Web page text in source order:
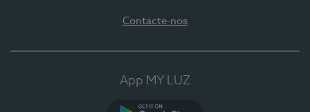
Contacte-nos
App MY LUZ